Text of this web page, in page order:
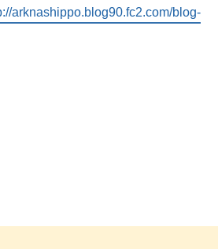
arknashippo.blog90.fc2.com/blog-